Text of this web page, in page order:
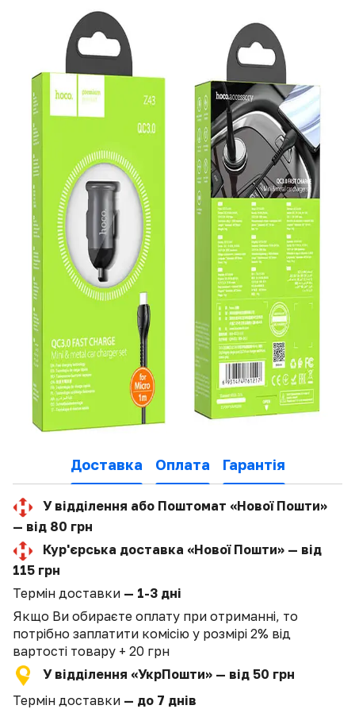
Доставка Оплата Гарантія
У відділення або Поштомат «Нової Пошти»
— від 80 грн
Кур'єрська доставка «Нової Пошти» — від
115 грн
Термін доставки — 1-3 дні
Якщо Ви обираєте оплату при отриманні, то
потрібно заплатити комісію у розмірі 2% від
вартості товару + 20 грн
У відділення «УкрПошти» — від 50 грн
Термін доставки — до 7 днів